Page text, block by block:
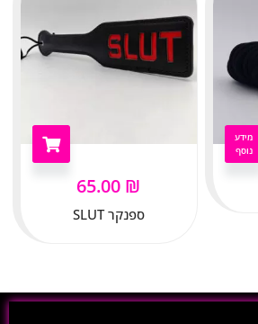
65.00 ₪
ספנקר SLUT
מידע
נוסף